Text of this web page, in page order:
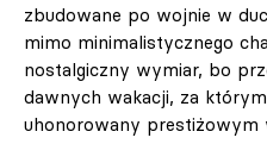
zbudowane po wojnie w
mimo minimalistycznego
nostalgiczny wymiar, bo
dawnych wakacji, za
uhonorowany prestiżowym